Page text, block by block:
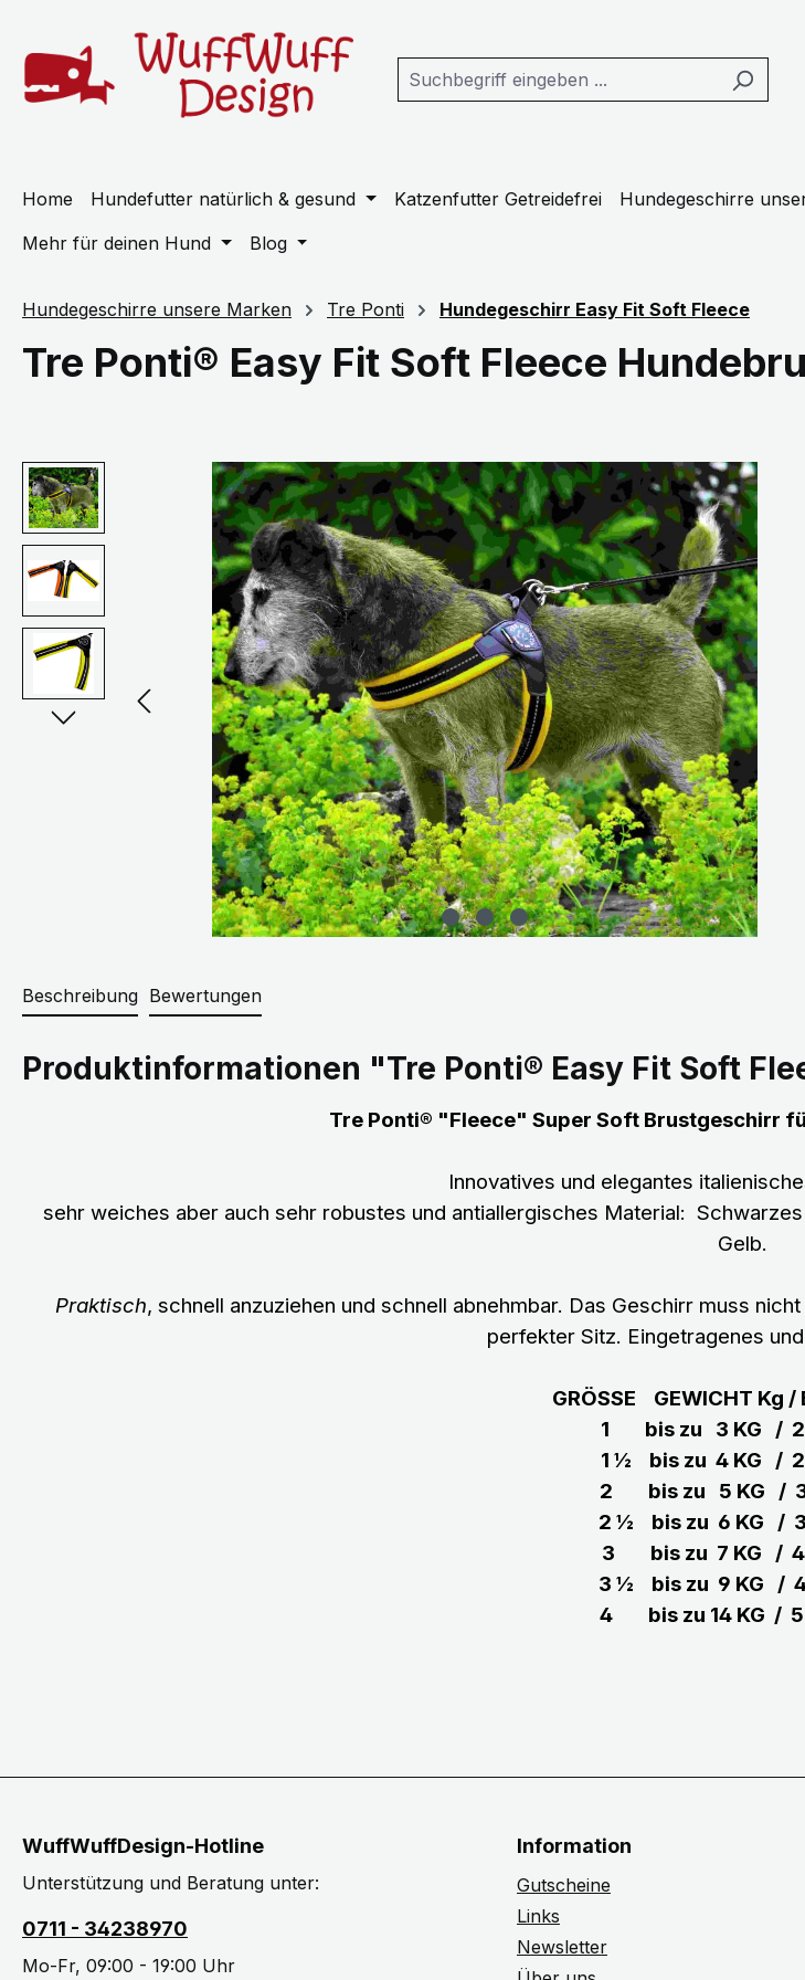
Home Hundefutter natürlich & gesund Katzenfutter Getreidefrei Hundegeschirre
Mehr für deinen Hund
Blog
Hundegeschirre unsere Marken Tre Ponti Hundegeschirr Easy Fit Soft Fleece
Tre Ponti® Easy Fit Soft Fleece
Bildergalerie überspringen
Beschreibung Bewertungen
Produktinformationen "Tre Ponti® Easy Fit Soft
Tre Ponti® "Fleece" Super Soft Brustgeschirr
Innovatives und elegantes
sehr weiches aber auch sehr robustes und antiallergisches Material:
Gelb.
Praktisch, schnell anzuziehen und schnell abnehmbar. Das Geschirr muss
perfekter Sitz. Eingetragenes
GRÖSSE GEWICHT Kg
1 bis zu 3 KG /
1 ½ bis zu 4 KG /
2 bis zu 5 KG /
2 ½ bis zu 6 KG /
3 bis zu 7 KG /
3 ½ bis zu 9 KG /
4 bis zu 14 KG /
WuffWuffDesign-Hotline
Unterstützung und Beratung unter:
0711 - 34238970
Mo-Fr, 09:00 - 19:00 Uhr
Information
Gutscheine
Links
Newsletter